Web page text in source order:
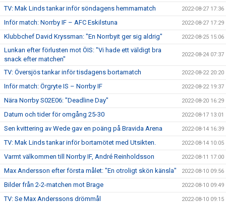
TV: Mak Linds tankar inför söndagens hemmamatch 2022-08-27 17:36
Inför match: Norrby IF – AFC Eskilstuna 2022-08-27 17:29
Klubbchef David Kryssman: "En Norrbyit ger sig aldrig" 2022-08-25 15:06
Lunkan efter förlusten mot ÖIS: "Vi hade ett väldigt bra
snack efter matchen"
2022-08-24 07:37
TV: Översjös tankar inför tisdagens bortamatch 2022-08-22 20:20
Inför match: Örgryte IS – Norrby IF 2022-08-22 19:37
Nära Norrby S02E06: "Deadline Day" 2022-08-20 16:29
Datum och tider för omgång 25-30 2022-08-17 13:01
Sen kvittering av Wede gav en poäng på Bravida Arena 2022-08-14 16:39
TV: Mak Linds tankar inför bortamötet med Utsikten. 2022-08-14 10:05
Varmt välkommen till Norrby IF, André Reinholdsson 2022-08-11 17:00
Max Andersson efter första målet: "En otroligt skön känsla" 2022-08-10 09:56
Bilder från 2-2-matchen mot Brage 2022-08-10 09:49
TV: Se Max Anderssons drömmål 2022-08-10 09:15